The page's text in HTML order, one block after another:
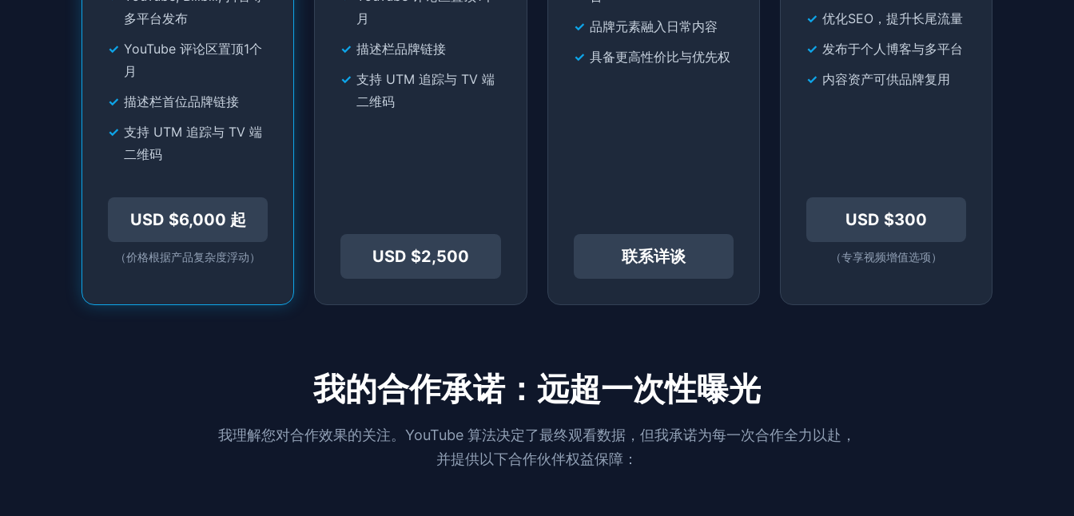
多平台发布
YouTube 评论区置顶1个
月
描述栏首位品牌链接
支持 UTM 追踪与 TV 端
二维码
USD $6,000 起
（价格根据产品复杂度浮动）
月
描述栏品牌链接
支持 UTM 追踪与 TV 端
二维码
USD $2,500
品牌元素融入日常内容
具备更高性价比与优先权
联系详谈
优化SEO，提升长尾流量
发布于个人博客与多平台
内容资产可供品牌复用
USD $300
（专享视频增值选项）
我的合作承诺：远超一次性曝光
我理解您对合作效果的关注。YouTube 算法决定了最终观看数据，但我承诺为每一次合作全力以赴，
并提供以下合作伙伴权益保障：